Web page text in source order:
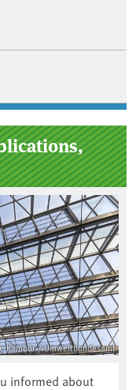
Kambor / Umweltbundesamt
informed about